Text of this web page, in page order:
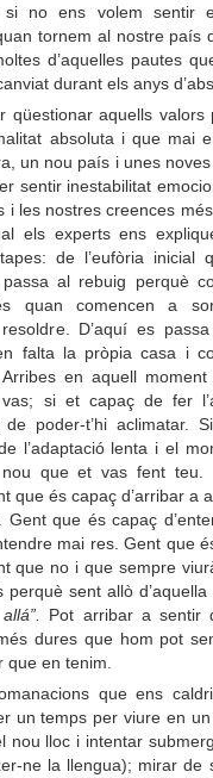
si no ens volem sentir
tornem al nostre país
d’aquelles pautes
durant els anys
qüestionar aquells valors
absoluta i que mai
un nou país i unes
sentir inestabilitat
i les nostres creences
els experts ens
de l’eufòria inicial
al rebuig perquè
quan comencen a
D’aquí es
falta la pròpia casa i
en aquell
si et capaç de fer
poder-t’hi aclimatar.
l’adaptació lenta i el
que et vas fent teu.
que és capaç d’arribar a
que és capaç
mai res. Gent que
que no i que sempre
sent allò d’aquella
Pot arribar a sentir
dures que hom pot
que en tenim.
que ens
un temps per viure en
nou lloc i intentar
ne la llengua); mirar de